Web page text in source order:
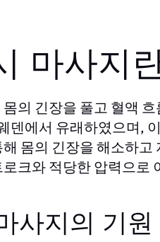
마사지
의 긴장을 풀고 혈액
덴에서 유래하였으며,
몸의 긴장을 해소하고
크와 적당한 압력으로
사지의 기원